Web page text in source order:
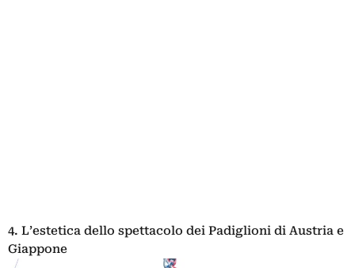
4. L’estetica dello spettacolo dei Padiglioni di Austria e
Giappone